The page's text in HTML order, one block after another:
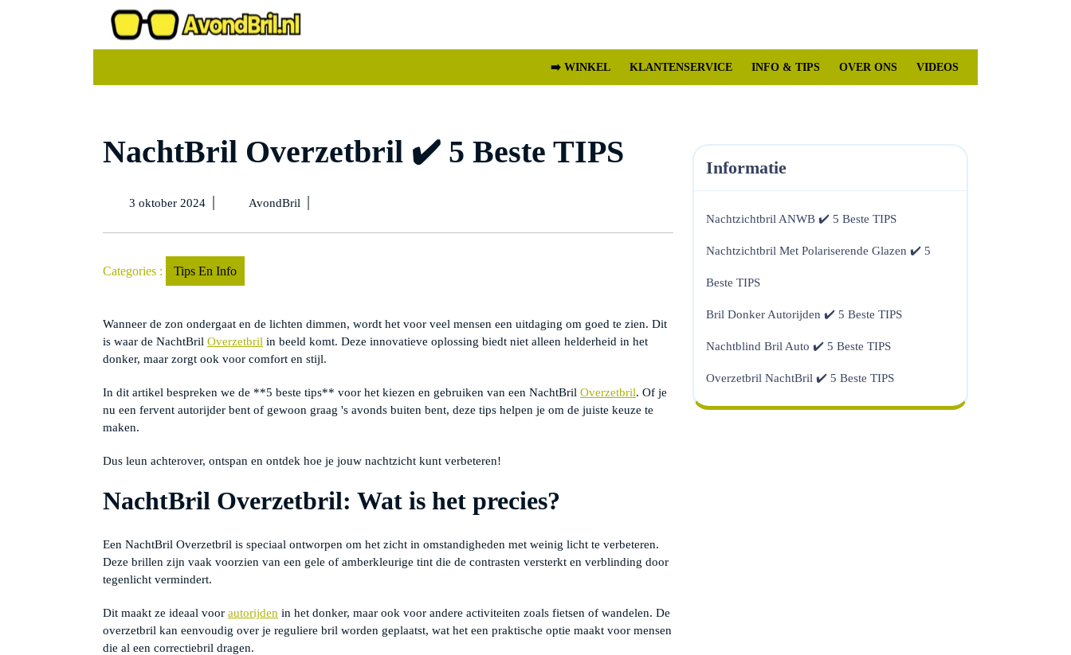
naar
inhoud
account
➡️ WINKEL KLANTENSERVICE INFO & TIPS OVER ONS VIDEOS
NachtBril Overzetbril ✔️ 5 Beste TIPS
3 oktober 2024
2024
| AvondBril NachtBril
✔️
|
Categories : Tips En Info
Wanneer de zon ondergaat en de lichten dimmen, wordt het voor veel mensen een uitdaging om goed te zien. Dit
is waar de NachtBril Overzetbril in beeld komt. Deze innovatieve oplossing biedt niet alleen helderheid in het
donker, maar zorgt ook voor comfort en stijl.
In dit artikel bespreken we de **5 beste tips** voor het kiezen en gebruiken van een NachtBril Overzetbril. Of je
nu een fervent autorijder bent of gewoon graag 's avonds buiten bent, deze tips helpen je om de juiste keuze te
maken.
Dus leun achterover, ontspan en ontdek hoe je jouw nachtzicht kunt verbeteren!
NachtBril Overzetbril: Wat is het precies?
Een NachtBril Overzetbril is speciaal ontworpen om het zicht in omstandigheden met weinig licht te verbeteren.
Deze brillen zijn vaak voorzien van een gele of amberkleurige tint die de contrasten versterkt en verblinding door
tegenlicht vermindert.
Dit maakt ze ideaal voor autorijden in het donker, maar ook voor andere activiteiten zoals fietsen of wandelen. De
overzetbril kan eenvoudig over je reguliere bril worden geplaatst, wat het een praktische optie maakt voor mensen
die al een correctiebril dragen.
Informatie
Nachtzichtbril ANWB ✔️ 5 Beste TIPS
Nachtzichtbril Met Polariserende Glazen ✔️ 5
Beste TIPS
Bril Donker Autorijden ✔️ 5 Beste TIPS
Nachtblind Bril Auto ✔️ 5 Beste TIPS
Overzetbril NachtBril ✔️ 5 Beste TIPS